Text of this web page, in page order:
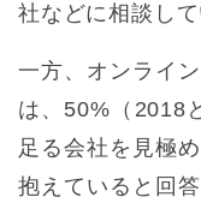
社などに相談して
一方、オンライ
は、50%（2018
足る会社を見極
抱えていると回